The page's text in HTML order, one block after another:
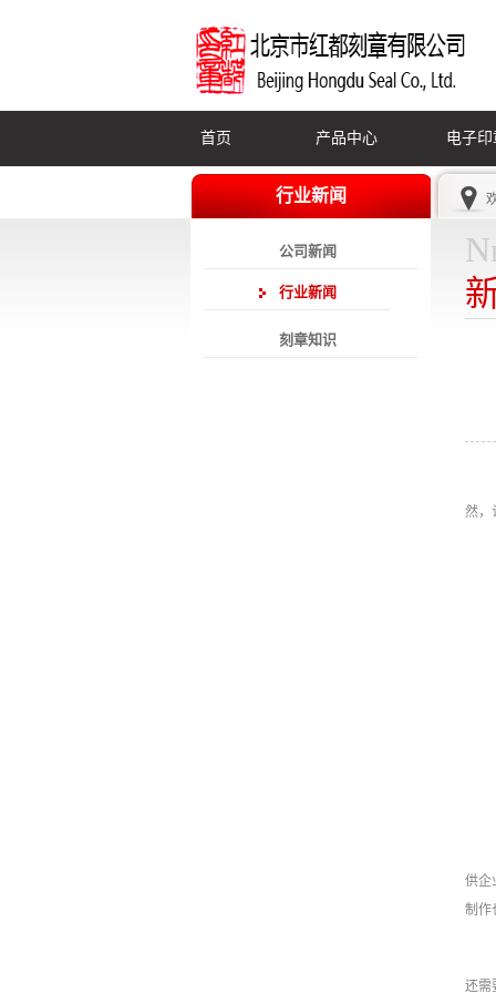
首页 产品中心 电子印
行业新闻
公司新闻
行业新闻
刻章知识
然，
供企
制作
还需